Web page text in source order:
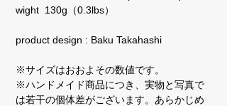
wight 130g（0.3lbs）
product design : Baku Takahashi
※サイズはおおよその数値です。
※ハンドメイド商品につき、実物と写真で
は若干の個体差がございます。あらかじめ